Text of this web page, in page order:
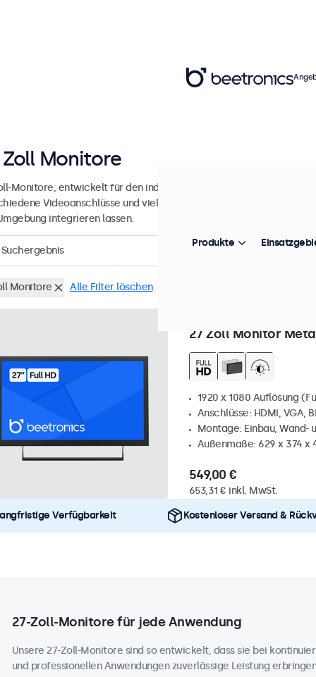
Zoll Monitore
Monitore, entwickelt für den industriellen und professionellen
Videoanschlüsse und vielseitige Montageoptionen,
integrieren lassen.
Suchergebnis
Monitore Alle Filter löschen
27 Zoll Monitor
1920 x 1080 Auflösung
Anschlüsse: HDMI, VGA,
Montage: Einbau, Wand-
Außenmaße: 629 x 374 x
549,00 €
653,31 € inkl. MwSt.
Verfügbarkeit Kostenloser Versand &
27-Zoll-Monitore für jede Anwendung
Unsere 27-Zoll-Monitore sind so entwickelt, dass sie bei
und professionellen Anwendungen zuverlässige Leistung
Produkte